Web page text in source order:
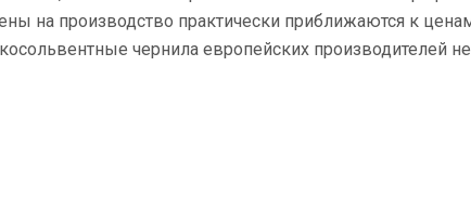
на производство практически приближаются к
чернила европейских производителей